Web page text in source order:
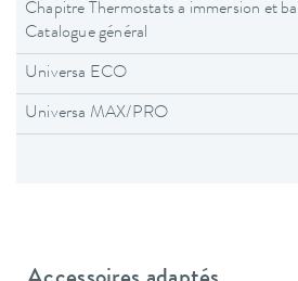
Chapitre Thermostats a immersion et
Catalogue général
Universa ECO
Universa MAX/PRO